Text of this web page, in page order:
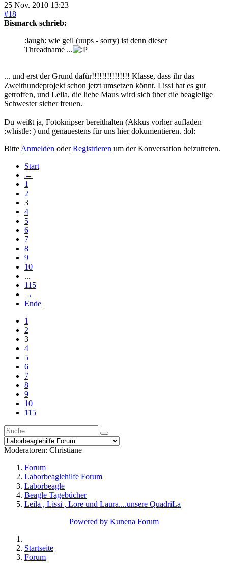
25 Nov. 2010 13:23
#18
Bismarck schrieb:
:laugh: wie geil (uups - sorry) ist denn dieser
Threadname ...
... und erst der Grund dafür!!!!!!!!!!!!!!! Klasse, dass ihr das
Zweithundeprojekt schon jetzt umsetzen könnt. Lissi hat es gut
getroffen, und Leila, die liebe Maus wird sich über die beaglelige
Schwester sicher freuen.
Du weißt ja, Fotoknipser bereithalten (Akkus vorher aufladen
:whistle: ) und genauestens für uns hier dokumentieren. :lol:
Bitte Anmelden oderRegistrieren um der Konversation beizutreten.
Start
←
1
2
3
4
5
6
7
8
9
10
...
115
→
Ende
1
2
3
4
5
6
7
8
9
10
115
Moderatoren: Christiane
Forum
Laborbeaglehilfe Forum
Laborbeagle
Beagle Tagebücher
Leila , Lissi , Lore und Laura....unsere QuadriLa
Powered by Kunena Forum
Startseite
Forum